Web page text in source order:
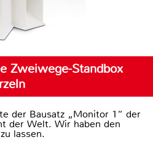
Zweiwege-Standbox
der Bausatz „Monitor 1“ der
der Welt. Wir haben den
lassen.